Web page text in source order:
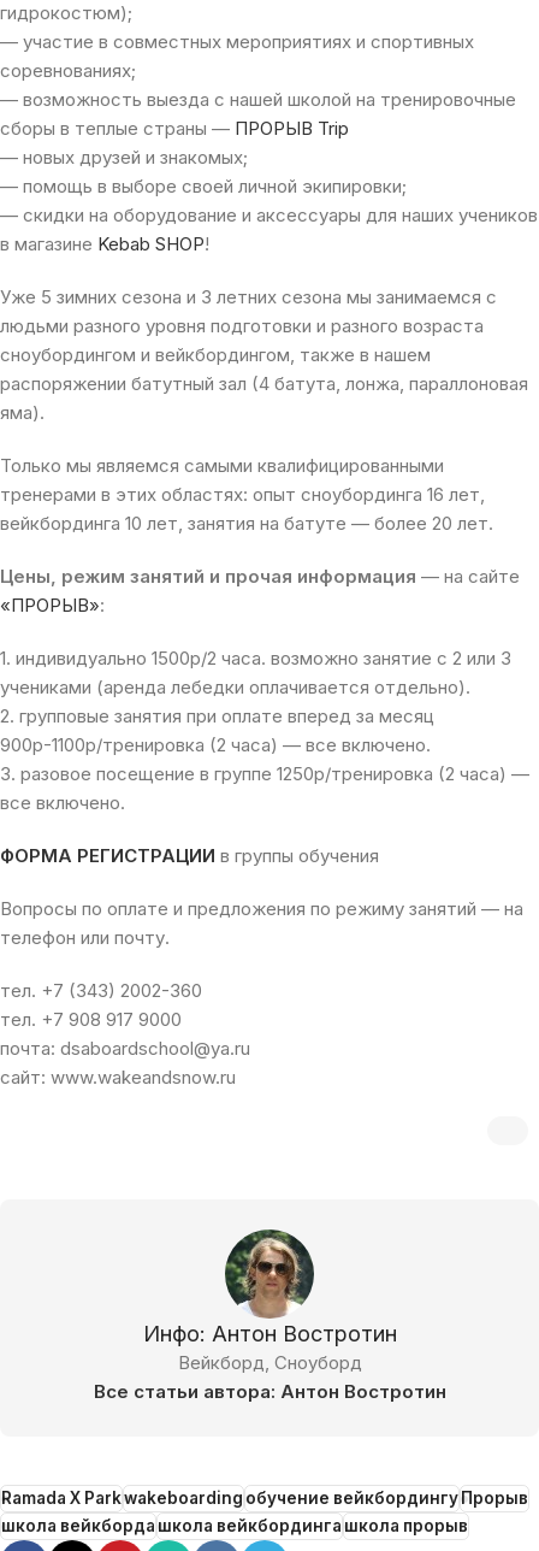
гидрокостюм);
— участие в совместных мероприятиях и спортивных
соревнованиях;
— возможность выезда с нашей школой на тренировочные
сборы в теплые страны — ПРОРЫВ Trip
— новых друзей и знакомых;
— помощь в выборе своей личной экипировки;
— скидки на оборудование и аксессуары для наших учеников
в магазине Kebab SHOP!
Уже 5 зимних сезона и 3 летних сезона мы занимаемся с
людьми разного уровня подготовки и разного возраста
сноубордингом и вейкбордингом, также в нашем
распоряжении батутный зал (4 батута, лонжа, параллоновая
яма).
Только мы являемся самыми квалифицированными
тренерами в этих областях: опыт сноубординга 16 лет,
вейкбординга 10 лет, занятия на батуте — более 20 лет.
Цены, режим занятий и прочая информация — на сайте
«ПРОРЫВ»:
1. индивидуально 1500р/2 часа. возможно занятие с 2 или 3
учениками (аренда лебедки оплачивается отдельно).
2. групповые занятия при оплате вперед за месяц
900р-1100р/тренировка (2 часа) — все включено.
3. разовое посещение в группе 1250р/тренировка (2 часа) —
все включено.
ФОРМА РЕГИСТРАЦИИ в группы обучения
Вопросы по оплате и предложения по режиму занятий — на
телефон или почту.
тел. +7 (343) 2002-360
тел. +7 908 917 9000
почта: dsaboardschool@ya.ru
сайт: www.wakeandsnow.ru
Инфо: Антон Востротин
Вейкборд, Сноуборд
Все статьи автора: Антон Востротин
Ramada X Parkwakeboardingобучение вейкбордингуПрорыв
школа вейкбордашкола вейкбордингашкола прорыв